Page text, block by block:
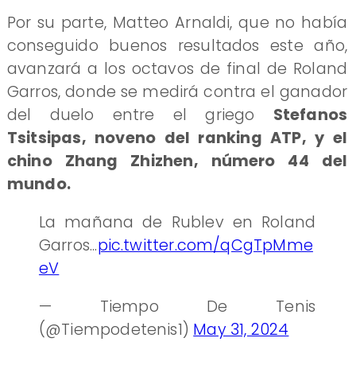
Por su parte, Matteo Arnaldi, que no había
conseguido buenos resultados este año,
avanzará a los octavos de final de Roland
Garros, donde se medirá contra el ganador
del duelo entre el griego Stefanos
Tsitsipas, noveno del ranking ATP, y el
chino Zhang Zhizhen, número 44 del
mundo.
La mañana de Rublev en Roland
Garros...pic.twitter.com/qCgTpMme
eV
— Tiempo De Tenis
(@Tiempodetenis1) May 31, 2024